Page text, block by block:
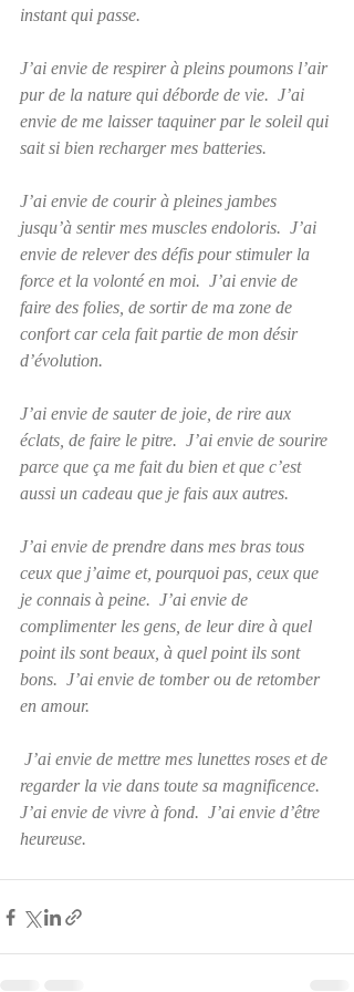
instant qui passe.
J’ai envie de respirer à pleins poumons l’air
pur de la nature qui déborde de vie.  J’ai
envie de me laisser taquiner par le soleil qui
sait si bien recharger mes batteries.
J’ai envie de courir à pleines jambes
jusqu’à sentir mes muscles endoloris.  J’ai
envie de relever des défis pour stimuler la
force et la volonté en moi.  J’ai envie de
faire des folies, de sortir de ma zone de
confort car cela fait partie de mon désir
d’évolution.
J’ai envie de sauter de joie, de rire aux
éclats, de faire le pitre.  J’ai envie de sourire
parce que ça me fait du bien et que c’est
aussi un cadeau que je fais aux autres.
J’ai envie de prendre dans mes bras tous
ceux que j’aime et, pourquoi pas, ceux que
je connais à peine.  J’ai envie de
complimenter les gens, de leur dire à quel
point ils sont beaux, à quel point ils sont
bons.  J’ai envie de tomber ou de retomber
en amour.
regarder la vie dans toute sa magnificence.
J’ai envie de vivre à fond.  J’ai envie d’être
heureuse.